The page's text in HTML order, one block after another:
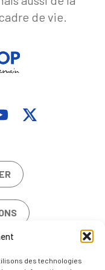
des technologies
de vie.